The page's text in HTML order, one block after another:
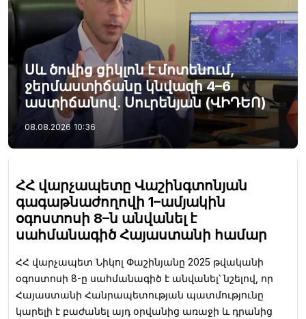
Սև ծովից ցիկլոն է մոտենում,
ջերմաստիճանը կնվազի 4–6
աստիճանով. Սուրենյան (ՎԻԴԵՈ)
08.08.2026 10:36
ՀՀ վարչապետը Վաշինգտոնյան
գագաթնաժողովի 1–ամյակին
օգոստոսի 8–ն անվանել է
սահմանագիծ Հայաստանի համար
ՀՀ վարչապետ Նիկոլ Փաշինյանը 2025 թվականի
օգոստոսի 8-ը սահմանագիծ է անվանել՝ նշելով, որ
Հայաստանի Հանրապետության պատմությունը
կարելի է բաժանել այդ օրվանից առաջի և դրանից